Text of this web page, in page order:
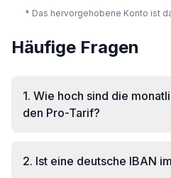
* Das hervorgehobene Konto ist
Häufige Fragen
1. Wie hoch sind die
den Pro-Tarif?
2. Ist eine deutsche IBAN